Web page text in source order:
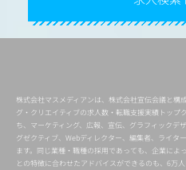
株式会社マスメディアンは、株式会社宣伝会議と構
グ・クリエイティブの求人数・転職支援実績トップ
ち、マーケティング、広報、宣伝、グラフィックデ
グゼクティブ、Webディレクター、編集者、ライタ
ます。同じ業種・職種の採用であっても、企業に
との特徴に合わせたアドバイスができるのも、6万